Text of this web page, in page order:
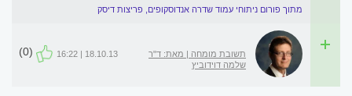
מתוך פורום ניתוחי עמוד שדרה אנדוסקופים, פריצות דיסק
תשובת מומחה | מאת: ד"ר
שלמה דוידוביץ
18.10.13 | 16:22
(0)